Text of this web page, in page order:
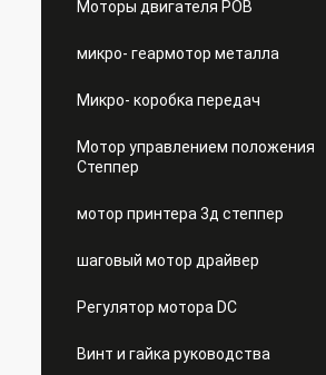
Моторы двигателя РОВ
микро- геармотор металла
Микро- коробка передач
Мотор управлением положения
Степпер
мотор принтера 3д степпер
шаговый мотор драйвер
Регулятор мотора DC
Винт и гайка руководства